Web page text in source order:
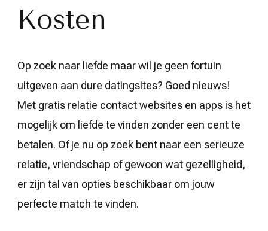
Kosten
Op zoek naar liefde maar wil je geen fortuin
uitgeven aan dure datingsites? Goed nieuws!
Met gratis relatie contact websites en apps is het
mogelijk om liefde te vinden zonder een cent te
betalen. Of je nu op zoek bent naar een serieuze
relatie, vriendschap of gewoon wat gezelligheid,
er zijn tal van opties beschikbaar om jouw
perfecte match te vinden.